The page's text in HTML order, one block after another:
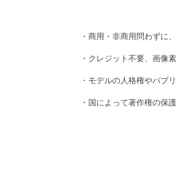
・商用・非商用問わずに
・クレジット不要、画像
・モデルの人格権やパブ
・国によって著作権の保